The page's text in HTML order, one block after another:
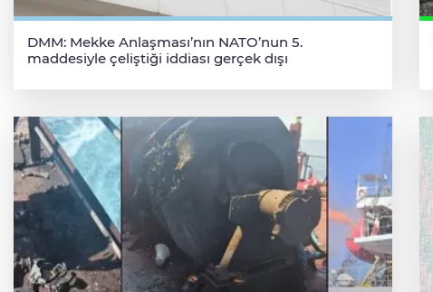
DMM: Mekke Anlaşması’nın NATO’nun 5.
maddesiyle çeliştiği iddiası gerçek dışı